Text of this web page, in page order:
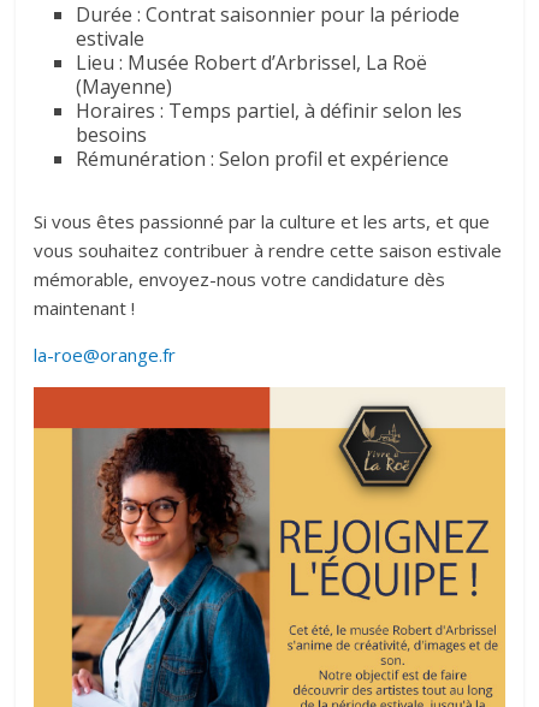
Durée : Contrat saisonnier pour la période
estivale
Lieu : Musée Robert d’Arbrissel, La Roë
(Mayenne)
Horaires : Temps partiel, à définir selon les
besoins
Rémunération : Selon profil et expérience
Si vous êtes passionné par la culture et les arts, et que
vous souhaitez contribuer à rendre cette saison estivale
mémorable, envoyez-nous votre candidature dès
maintenant !
la-roe@orange.fr